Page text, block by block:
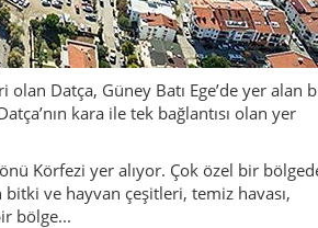
Datça, Güney Batı Ege’de yer alan
kara ile tek bağlantısı olan yer
Körfezi yer alıyor. Çok özel bir
ve hayvan çeşitleri, temiz havası,
bölge...